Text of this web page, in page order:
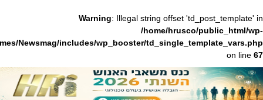
Warning: Illegal string offset
/home/hrusco/
content/themes/Newsmag/includes/wp_booster/